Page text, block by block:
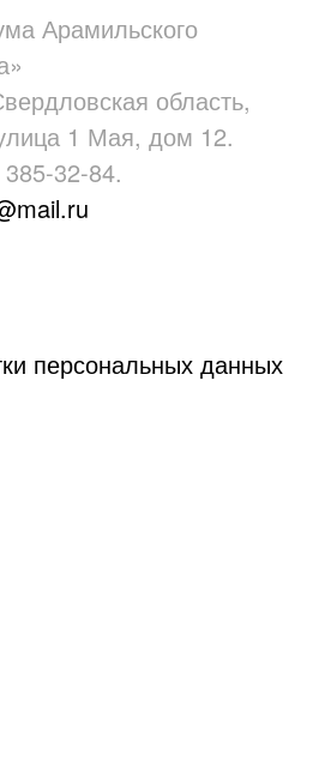
Арамильского
область,
1 Мая, дом 12.
32-84.
персональных данных